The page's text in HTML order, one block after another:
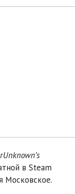
в Steam
Московское.